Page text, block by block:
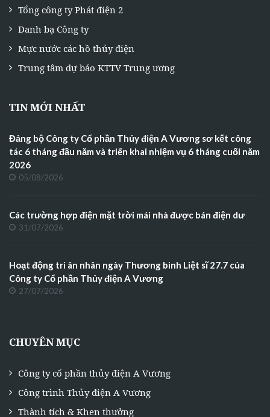
Tổng công ty Phát điện 2
Danh bạ Công ty
Mực nước các hồ thủy điện
Trung tâm dự báo KTTV Trung ương
TIN MỚI NHẤT
Đảng bộ Công ty Cổ phần Thủy điện A Vương sơ kết công
tác 6 tháng đầu năm và triển khai nhiệm vụ 6 tháng cuối năm
2026
05/08/2026
Các trường hợp điện mặt trời mái nhà được bán điện dư
31/07/2026
Hoạt động tri ân nhân ngày Thương binh Liệt sĩ 27.7 của
Công ty Cổ phần Thủy điện A Vương
27/07/2026
CHUYÊN MỤC
Công ty cổ phần thủy điện A Vương
Công trình Thủy điện A Vương
Thành tích & Khen thưởng